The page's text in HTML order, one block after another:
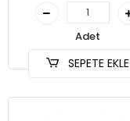
Adet
SEPETE EKLE